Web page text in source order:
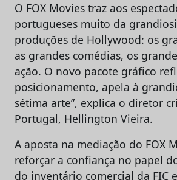
O FOX Movies traz aos
portugueses muito da
produções de Hollywood: os
as grandes comédias, os
ação. O novo pacote gráfico
posicionamento, apela à
sétima arte”, explica o diretor
Portugal, Hellington Vieira.
A aposta na mediação do FOX
reforçar a confiança no papel
do inventário comercial da FIC